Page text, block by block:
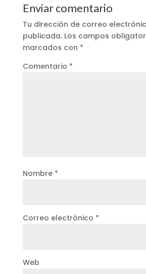
Enviar comentario
Tu dirección de correo
publicada. Los campos
marcados con *
Comentario *
Nombre *
Correo electrónico *
Web